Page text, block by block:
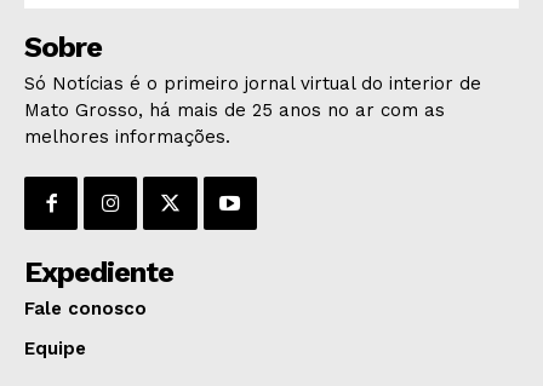
Sobre
Só Notícias é o primeiro jornal virtual do interior de
Mato Grosso, há mais de 25 anos no ar com as
melhores informações.
Expediente
Fale conosco
Equipe